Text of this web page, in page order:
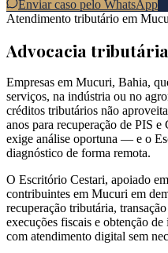
Enviar caso pelo WhatsApp
Atendimento tributário em
Advocacia tributária
Empresas em Mucuri, Bahia,
serviços, na indústria ou no
créditos tributários não
anos para recuperação de PIS
exige análise oportuna — e o
diagnóstico de forma remota.
O Escritório Cestari, apoiado
contribuintes em Mucuri em
recuperação tributária,
execuções fiscais e obtenção
com atendimento digital sem